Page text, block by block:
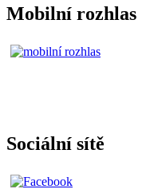
Mobilní rozhlas
Sociální sítě